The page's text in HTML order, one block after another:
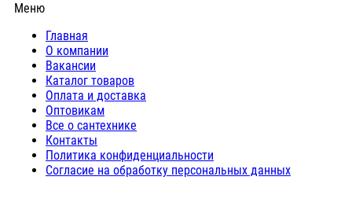
Меню
Главная
О компании
Вакансии
Каталог товаров
Оплата и доставка
Оптовикам
Все о сантехнике
Контакты
Политика конфиденциальности
Согласие на обработку персональных данных